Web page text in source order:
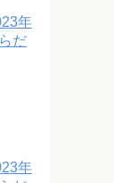
年
だ
年